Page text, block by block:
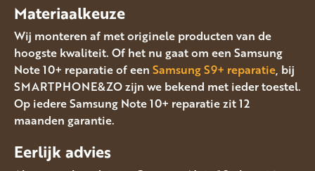
Materiaalkeuze
Wij monteren af met originele producten van de
hoogste kwaliteit. Of het nu gaat om een Samsung
Note 10+ reparatie of een Samsung S9+ reparatie, bij
SMARTPHONE&ZO zijn we bekend met ieder toestel.
Op iedere Samsung Note 10+ reparatie zit 12
maanden garantie.
Eerlijk advies